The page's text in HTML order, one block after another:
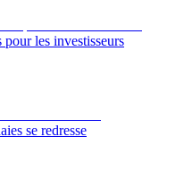
les investisseurs
se redresse